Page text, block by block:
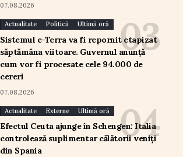
07.08.2026
Actualitate Politică Ultimă oră
Sistemul e-Terra va fi repornit etapizat
săptămâna viitoare. Guvernul anunță
cum vor fi procesate cele 94.000 de
cereri
07.08.2026
Actualitate Externe Ultimă oră
Efectul Ceuta ajunge în Schengen: Italia
controlează suplimentar călătorii veniți
din Spania